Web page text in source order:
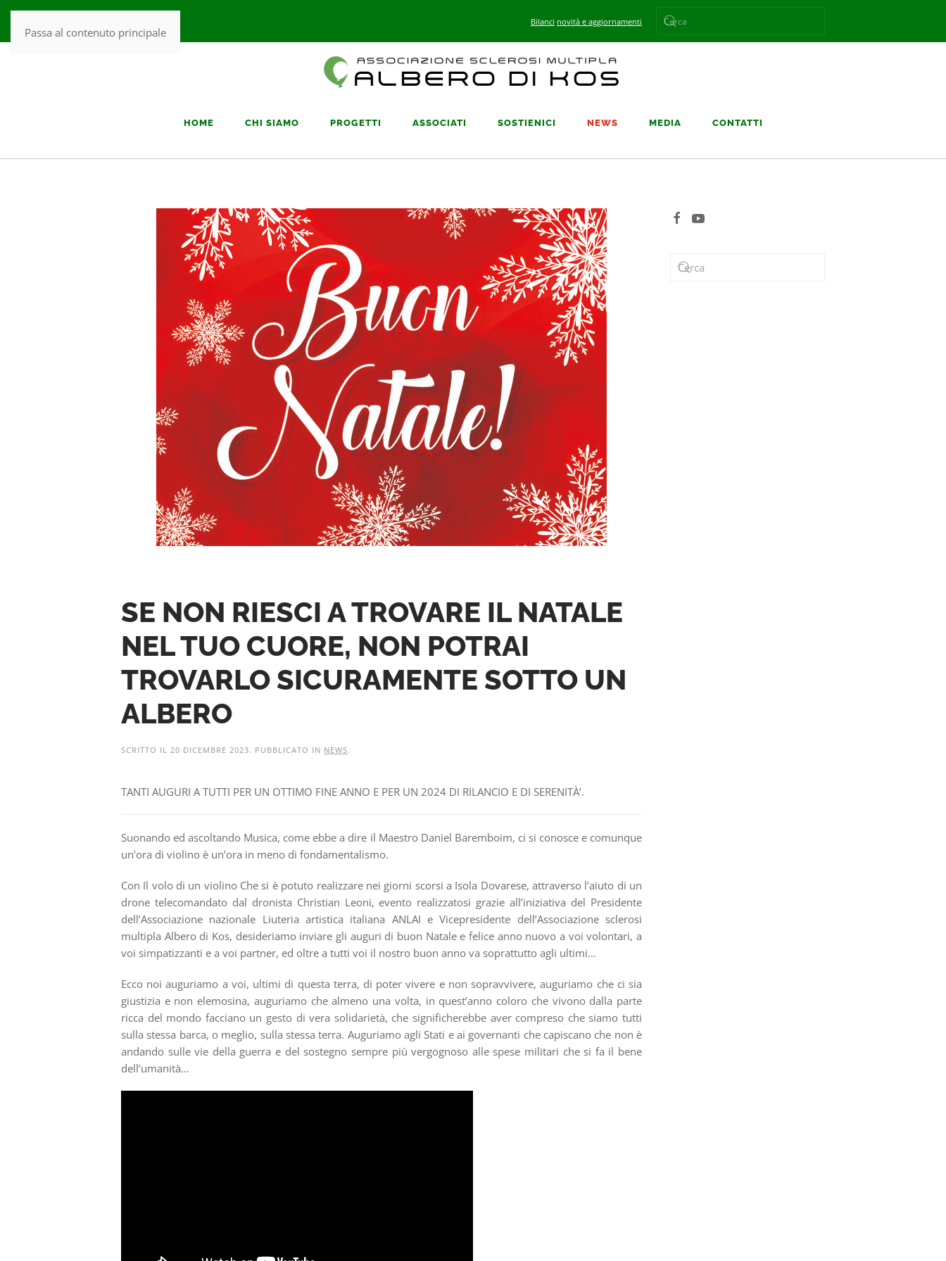
Passa al contenuto principale
Bilanci novità e aggiornamenti
HOME CHI SIAMO PROGETTI ASSOCIATI SOSTIENICI NEWS MEDIA CONTATTI
SE NON RIESCI A TROVARE IL NATALE
NEL TUO CUORE, NON POTRAI
TROVARLO SICURAMENTE SOTTO UN
ALBERO
SCRITTO IL 20 DICEMBRE 2023. PUBBLICATO IN NEWS.
TANTI AUGURI A TUTTI PER UN OTTIMO FINE ANNO E PER UN 2024 DI RILANCIO E DI SERENITÀ’.
Suonando ed ascoltando Musica, come ebbe a dire il Maestro Daniel Baremboim, ci si conosce e comunque
un’ora di violino è un’ora in meno di fondamentalismo.
Con Il volo di un violino Che si è potuto realizzare nei giorni scorsi a Isola Dovarese, attraverso l’aiuto di un
drone telecomandato dal dronista Christian Leoni, evento realizzatosi grazie all’iniziativa del Presidente
dell’Associazione nazionale Liuteria artistica italiana ANLAI e Vicepresidente dell’Associazione sclerosi
multipla Albero di Kos, desideriamo inviare gli auguri di buon Natale e felice anno nuovo a voi volontari, a
voi simpatizzanti e a voi partner, ed oltre a tutti voi il nostro buon anno va soprattutto agli ultimi…
Ecco noi auguriamo a voi, ultimi di questa terra, di poter vivere e non sopravvivere, auguriamo che ci sia
giustizia e non elemosina, auguriamo che almeno una volta, in quest’anno coloro che vivono dalla parte
ricca del mondo facciano un gesto di vera solidarietà, che significherebbe aver compreso che siamo tutti
sulla stessa barca, o meglio, sulla stessa terra. Auguriamo agli Stati e ai governanti che capiscano che non è
andando sulle vie della guerra e del sostegno sempre più vergognoso alle spese militari che si fa il bene
dell’umanità…